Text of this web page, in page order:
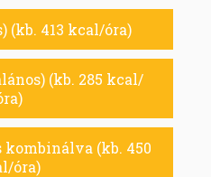
(kb. 413 kcal/óra)
(kb. 285 kcal/
kombinálva (kb. 450
óra)